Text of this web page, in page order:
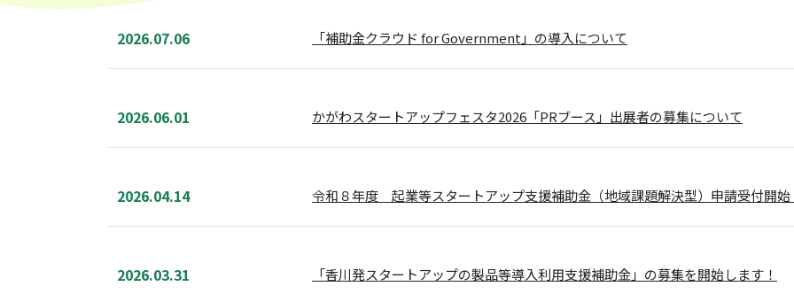
2026.07.06 「補助金クラウド for Government」の導入について
2026.06.01 かがわスタートアップフェスタ2026「PRブース」出展者の募集について
2026.04.14 令和８年度 起業等スタートアップ支援補助金（地域課題解決型）申請受付開始
2026.03.31 「香川発スタートアップの製品等導入利用支援補助金」の募集を開始します！